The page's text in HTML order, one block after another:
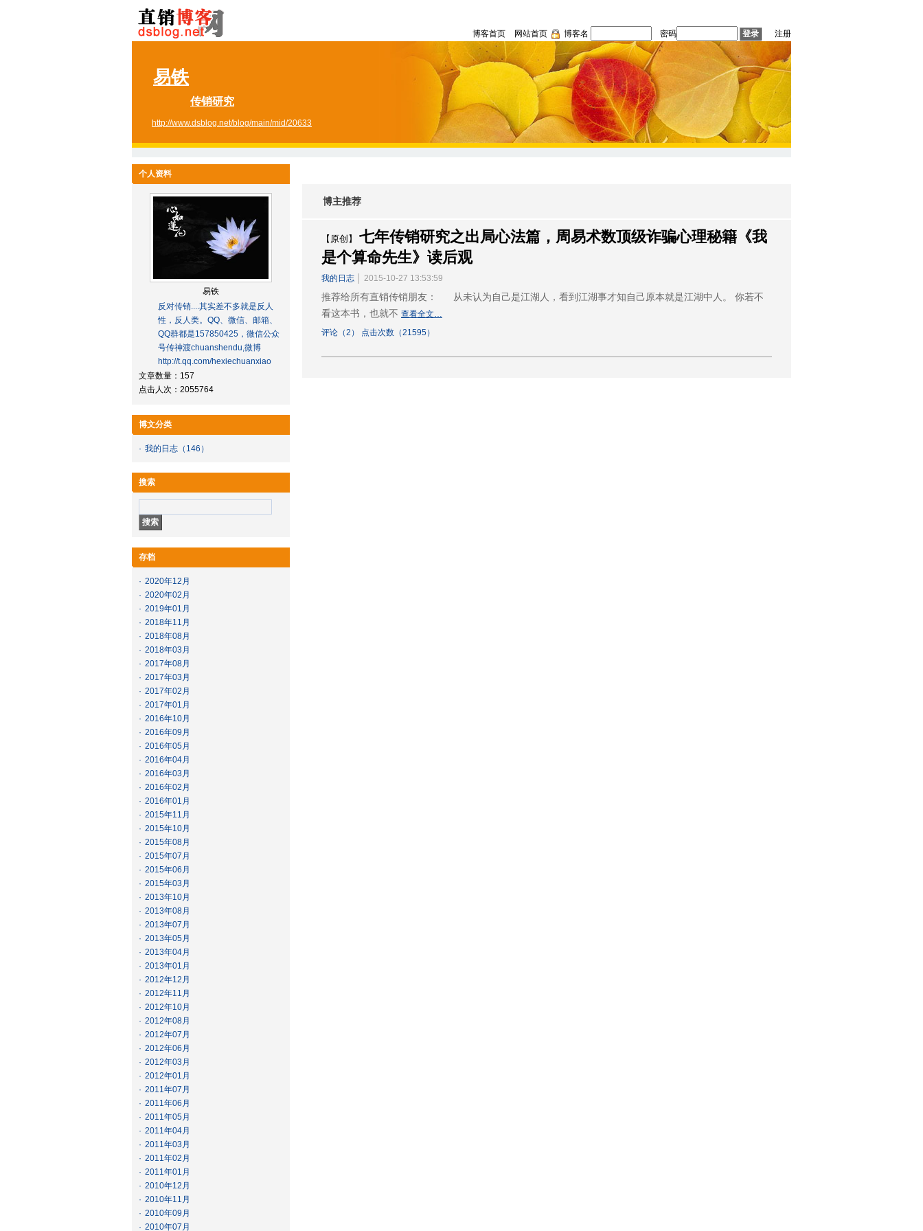
博客首页 网站首页 博客名 密码 注册
易铁
传销研究
http://www.dsblog.net/blog/main/mid/20633
个人资料
易铁
反对传销....其实差不多就是反人
性，反人类。QQ、微信、邮箱、
QQ群都是157850425，微信公众
号传神渡chuanshendu,微博
http://t.qq.com/hexiechuanxiao
文章数量：157
点击人次：2055764
博文分类
· 我的日志 （146）
搜索
存档
· 2020年12月
· 2020年02月
· 2019年01月
· 2018年11月
· 2018年08月
· 2018年03月
· 2017年08月
· 2017年03月
· 2017年02月
· 2017年01月
· 2016年10月
· 2016年09月
· 2016年05月
· 2016年04月
· 2016年03月
· 2016年02月
· 2016年01月
· 2015年11月
· 2015年10月
· 2015年08月
· 2015年07月
· 2015年06月
· 2015年03月
· 2013年10月
· 2013年08月
· 2013年07月
· 2013年05月
· 2013年04月
· 2013年01月
· 2012年12月
· 2012年11月
· 2012年10月
· 2012年08月
· 2012年07月
· 2012年06月
· 2012年03月
· 2012年01月
· 2011年07月
· 2011年06月
· 2011年05月
· 2011年04月
· 2011年03月
· 2011年02月
· 2011年01月
· 2010年12月
· 2010年11月
· 2010年09月
· 2010年07月
博主推荐
【原创】
七年传销研究之出局心法篇，周易术数顶级诈骗心理秘籍《我
是个算命先生》读后观
我的日志 │ 2015-10-27 13:53:59
推荐给所有直销传销朋友： 从未认为自己是江湖人，看到江湖事才知自己原本就是江湖中人。 你若不
看这本书，也就不 查看全文…
评论（2） 点击次数（21595）